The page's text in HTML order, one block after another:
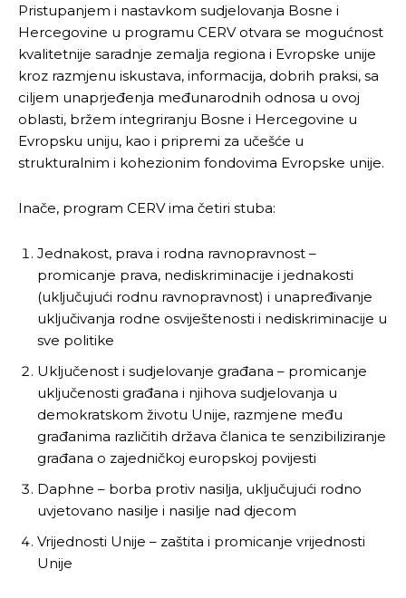
Pristupanjem i nastavkom sudjelovanja Bosne i
Hercegovine u programu CERV otvara se mogućnost
kvalitetnije saradnje zemalja regiona i Evropske unije
kroz razmjenu iskustava, informacija, dobrih praksi, sa
ciljem unaprjeđenja međunarodnih odnosa u ovoj
oblasti, bržem integriranju Bosne i Hercegovine u
Evropsku uniju, kao i pripremi za učešće u
strukturalnim i kohezionim fondovima Evropske unije.
Inače, program CERV ima četiri stuba:
Jednakost, prava i rodna ravnopravnost –
promicanje prava, nediskriminacije i jednakosti
(uključujući rodnu ravnopravnost) i unapređivanje
uključivanja rodne osviještenosti i nediskriminacije u
sve politike
Uključenost i sudjelovanje građana – promicanje
uključenosti građana i njihova sudjelovanja u
demokratskom životu Unije, razmjene među
građanima različitih država članica te senzibiliziranje
građana o zajedničkoj europskoj povijesti
Daphne – borba protiv nasilja, uključujući rodno
uvjetovano nasilje i nasilje nad djecom
Vrijednosti Unije – zaštita i promicanje vrijednosti
Unije